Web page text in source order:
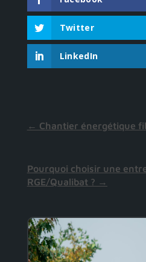
Twitter
LinkedIn
← Chantier énergétique
Pourquoi choisir une
RGE/Qualibat ? →